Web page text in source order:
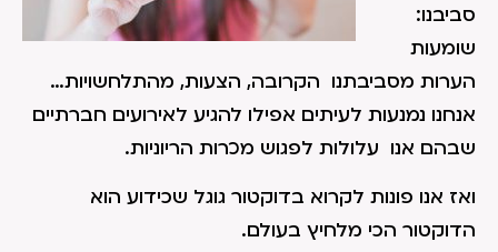
סביבנו:
שומעות
הערות מסביבתנו הקרובה, הצעות, מהתלחשויות…
אנחנו נמנעות לעיתים אפילו להגיע לאירועים חברתיים
שבהם אנו עלולות לפגוש מכרות הריוניות.
ואז אנו פונות לקרוא בדוקטור גוגל שכידוע הוא
הדוקטור הכי מלחיץ בעולם.